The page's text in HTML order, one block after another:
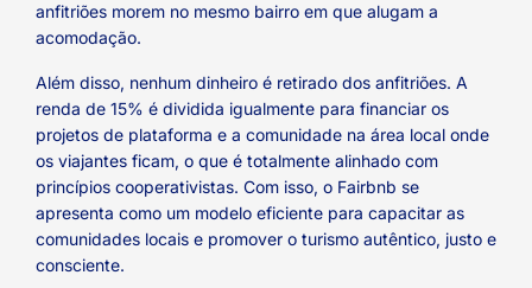
anfitriões morem no mesmo bairro em que alugam a
acomodação.
Além disso, nenhum dinheiro é retirado dos anfitriões. A
renda de 15% é dividida igualmente para financiar os
projetos de plataforma e a comunidade na área local onde
os viajantes ficam, o que é totalmente alinhado com
princípios cooperativistas. Com isso, o Fairbnb se
apresenta como um modelo eficiente para capacitar as
comunidades locais e promover o turismo autêntico, justo e
consciente.